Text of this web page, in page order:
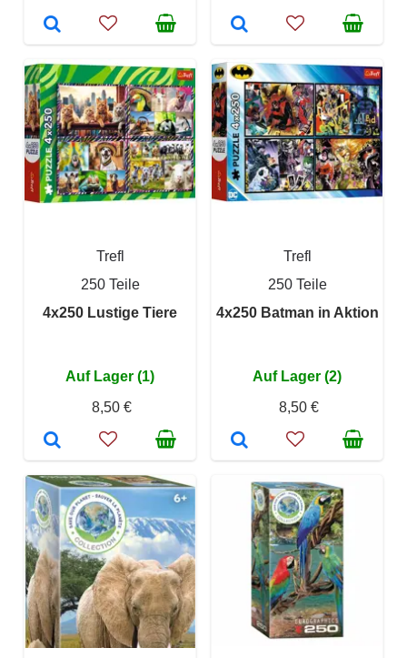
Trefl
250 Teile
4x250 Lustige Tiere
Auf Lager (1)
8,50 €
Trefl
250 Teile
4x250 Batman in Aktion
Auf Lager (2)
8,50 €